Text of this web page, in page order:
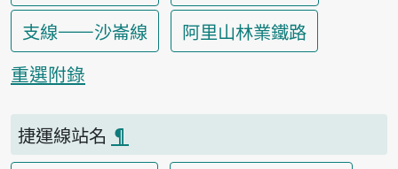
支線——沙崙線
阿里山林業鐵路
重選附錄
捷運線站名 ¶